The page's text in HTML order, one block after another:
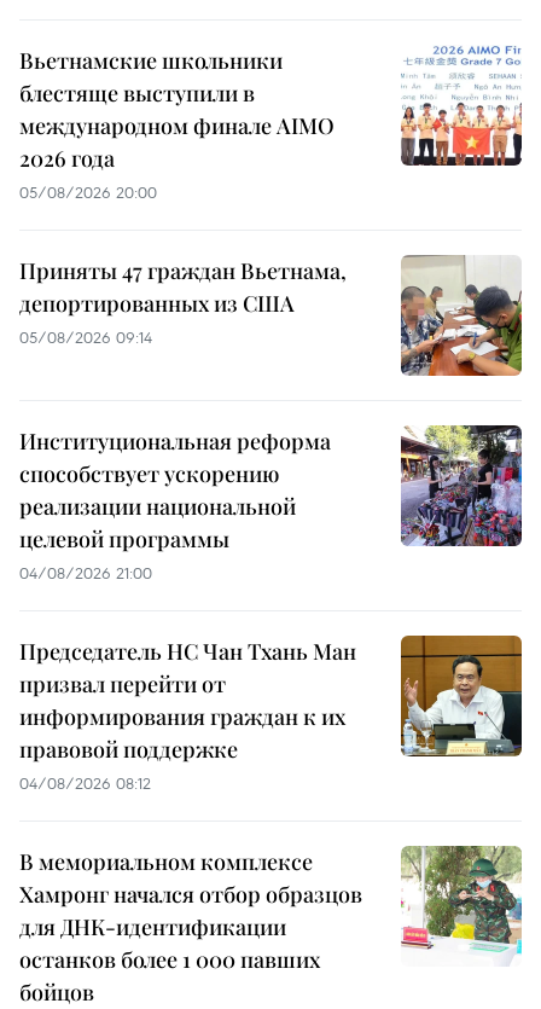
Вьетнамские школьники
блестяще выступили в
международном финале AIMO
2026 года
05/08/2026 20:00
Приняты 47 граждан Вьетнама,
депортированных из США
05/08/2026 09:14
Институциональная реформа
способствует ускорению
реализации национальной
целевой программы
04/08/2026 21:00
Председатель НС Чан Тхань Ман
призвал перейти от
информирования граждан к их
правовой поддержке
04/08/2026 08:12
В мемориальном комплексе
Хамронг начался отбор образцов
для ДНК-идентификации
останков более 1 000 павших
бойцов